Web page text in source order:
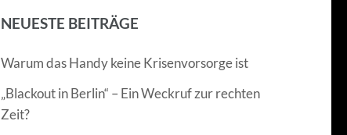
NEUESTE BEITRÄGE
Warum das Handy keine Krisenvorsorge ist
„Blackout in Berlin“ – Ein Weckruf zur rechten
Zeit?